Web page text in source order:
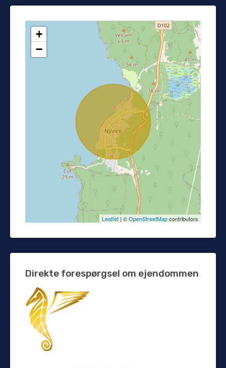
+
−
Leaflet | ©OpenStreetMapcontributors
Direkte forespørgsel om ejendommen